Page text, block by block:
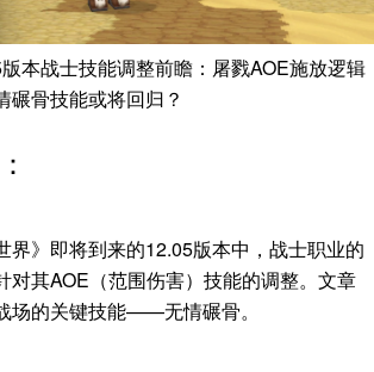
版本战士技能调整前瞻：屠戮AOE施放逻辑
碾骨技能或将回归？
界》即将到来的12.05版本中，战士职业的
对其AOE（范围伤害）技能的调整。文章
场的关键技能——无情碾骨。